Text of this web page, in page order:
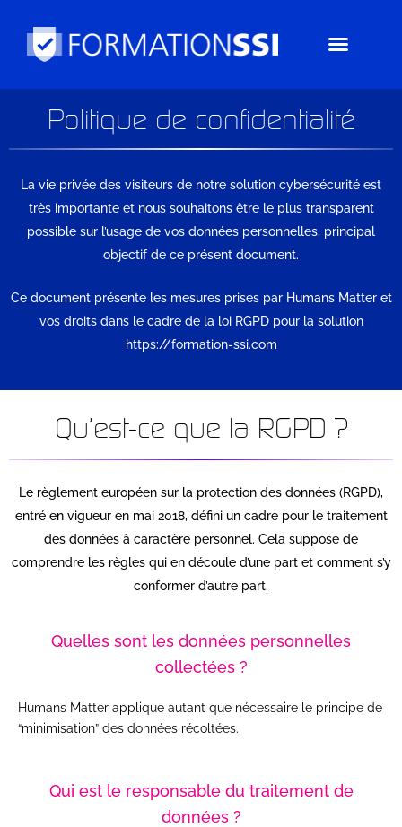
contenu
Politique de confidentialité
La vie privée des visiteurs de notre solution cybersécurité est
très importante et nous souhaitons être le plus transparent
possible sur l’usage de vos données personnelles, principal
objectif de ce présent document.
Ce document présente les mesures prises par Humans Matter et
vos droits dans le cadre de la loi RGPD pour la solution
https://formation-ssi.com
Qu'est-ce que la RGPD ?
Le règlement européen sur la protection des données (RGPD),
entré en vigueur en mai 2018, défini un cadre pour le traitement
des données à caractère personnel. Cela suppose de
comprendre les règles qui en découle d’une part et comment s’y
conformer d’autre part.
Quelles sont les données personnelles
collectées ?
Humans Matter applique autant que nécessaire le principe de
“minimisation” des données récoltées.
Qui est le responsable du traitement de
données ?